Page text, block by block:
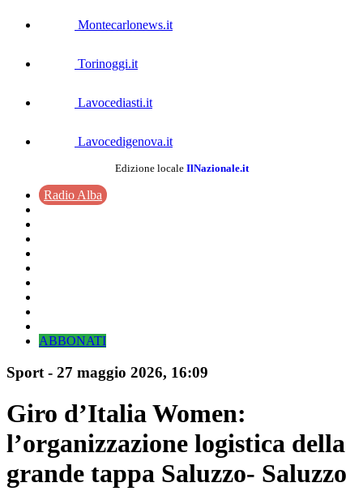
Montecarlonews.it
Torinoggi.it
Lavocediasti.it
Lavocedigenova.it
Edizione locale IlNazionale.it
Radio Alba
ABBONATI
Sport - 27 maggio 2026, 16:09
Giro d’Italia Women:
l’organizzazione logistica della
grande tappa Saluzzo- Saluzzo